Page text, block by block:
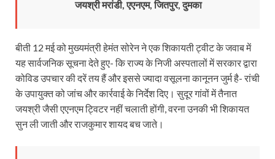
जयश्री मरांडी, एएनएम, जितपुर, दुमका
बीती 12 मई को मुख्‍यमंत्री हेमंत सोरेन ने एक शिकायती ट्वीट के जवाब में
यह सार्वजनिक सूचना देते हुए- कि राज्‍य के निजी अस्‍पतालों में सरकार द्वारा
कोविड उपचार की दरें तय हैं और इससे ज्‍यादा वसूलना कानूनन जुर्म है- रांची
के उपायुक्‍त को जांच और कार्रवाई के निर्देश दिए। सुदूर गांवों में तैनात
जयश्री जैसी एएनएम ट्विटर नहीं चलाती होंगी, वरना उनकी भी शिकायत
सुन ली जाती और राजकुमार शायद बच जाते।